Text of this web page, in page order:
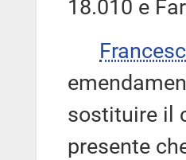
18.010 e
sostituire il
presente